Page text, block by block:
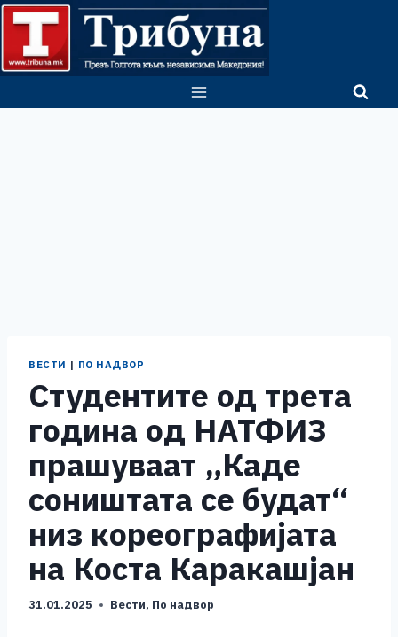
Skip
content
ВЕСТИ | ПО НАДВОР
Студентите од трета
година од НАТФИЗ
прашуваат „Каде
соништата се будат“
низ кореографијата
на Коста Каракашјан
31.01.2025 Вести, По надвор